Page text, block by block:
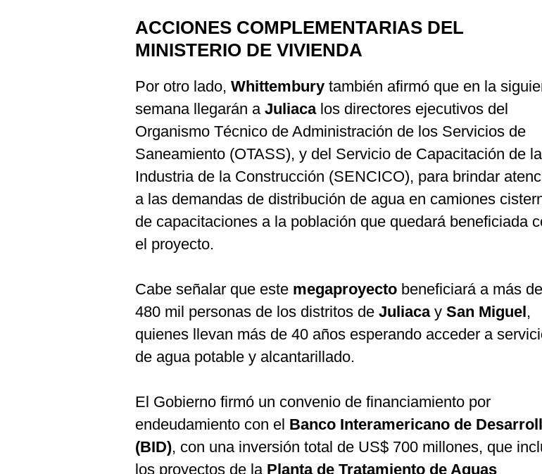
ACCIONES COMPLEMENTARIAS DEL
MINISTERIO DE VIVIENDA
Por otro lado, Whittembury también afirmó que en la
semana llegarán a Juliaca los directores ejecutivos del
Organismo Técnico de Administración de los Servicios de
Saneamiento (OTASS), y del Servicio de Capacitación de la
Industria de la Construcción (SENCICO), para brindar
a las demandas de distribución de agua en camiones
de capacitaciones a la población que quedará beneficiada
el proyecto.
Cabe señalar que este megaproyecto beneficiará a más de
480 mil personas de los distritos de Juliaca y San Miguel,
quienes llevan más de 40 años esperando acceder a
de agua potable y alcantarillado.
El Gobierno firmó un convenio de financiamiento por
endeudamiento con el Banco Interamericano de
(BID), con una inversión total de US$ 700 millones, que
los proyectos de la Planta de Tratamiento de Aguas